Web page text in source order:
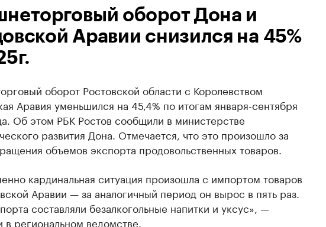
оборот Дона и
Аравии снизился на 45%
оборот Ростовской области с Королевством
Аравия уменьшился на 45,4% по итогам января-сентября
Об этом РБК Ростов сообщили в министерстве
развития Дона. Отмечается, что это произошло за
объемов экспорта продовольственных товаров.
кардинальная ситуация произошла с импортом товаров
Аравии — за аналогичный период он вырос в пять раз.
составляли безалкогольные напитки и уксус», —
в региональном ведомстве.